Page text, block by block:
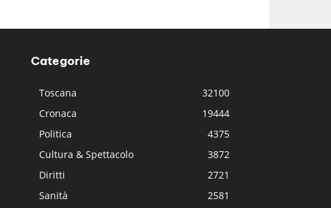
Categorie
Toscana
32100
Cronaca
19444
Politica
4375
Cultura & Spettacolo
3872
Diritti
2721
Sanità
2581